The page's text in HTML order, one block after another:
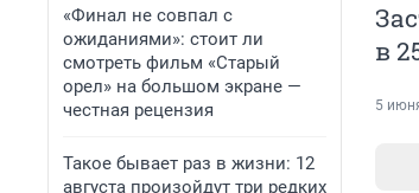
«Финал не совпал с
ожиданиями»: стоит ли
смотреть фильм «Старый
орел» на большом экране —
честная рецензия
Такое бывает раз в жизни: 12
августа произойдут три редких
в
5